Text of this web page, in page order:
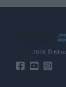
2026 ©